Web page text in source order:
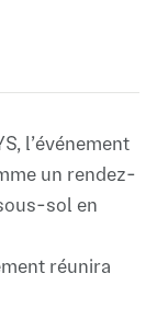
l’événement
un rendez-
sol en
réunira